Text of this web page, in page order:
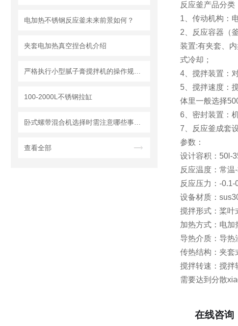
电加热不锈钢反应釜未来前景如何？
夹套电加热真空捏合机介绍
100-2000L不锈钢拉缸
查看全部
反应釜产品分
1、传动机构：
2、反应容器（
装置:有夹套、
式冷却；
4、搅拌装置：
5、搅拌速度：
体里一般选择
6、密封装置：
7、反应釜成套
参数：
设计容积：50l-
反应温度：常温
反应压力：-0.1-
设备材质：
搅拌形式：桨叶
加热方式：电加
导热介质：导热
传热结构：夹套
搅拌转速：搅拌
需要达到分散
在线咨询